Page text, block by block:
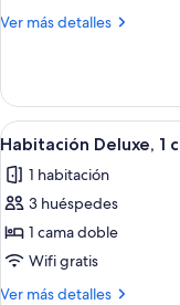
cama
Ver más detalles
Más
familiar,
cama
Abrir
todas
las
fotos
de
Habitación
Deluxe,
6
Habitación Deluxe, 1
1 habitación
3 huéspedes
1 cama doble
Wifi gratis
Ver más detalles
Más